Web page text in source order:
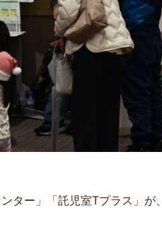
ター」「託児室Tプラス」が